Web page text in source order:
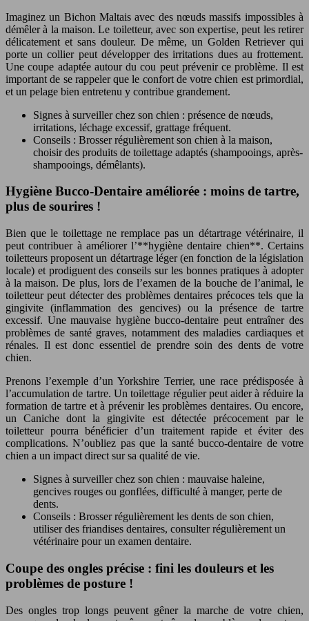
Imaginez un Bichon Maltais avec des nœuds massifs impossibles à
démêler à la maison. Le toiletteur, avec son expertise, peut les retirer
délicatement et sans douleur. De même, un Golden Retriever qui
porte un collier peut développer des irritations dues au frottement.
Une coupe adaptée autour du cou peut prévenir ce problème. Il est
important de se rappeler que le confort de votre chien est primordial,
et un pelage bien entretenu y contribue grandement.
Signes à surveiller chez son chien : présence de nœuds,
irritations, léchage excessif, grattage fréquent.
Conseils : Brosser régulièrement son chien à la maison,
choisir des produits de toilettage adaptés (shampooings, après-
shampooings, démêlants).
Hygiène Bucco-Dentaire améliorée : moins de tartre,
plus de sourires !
Bien que le toilettage ne remplace pas un détartrage vétérinaire, il
peut contribuer à améliorer l’**hygiène dentaire chien**. Certains
toiletteurs proposent un détartrage léger (en fonction de la législation
locale) et prodiguent des conseils sur les bonnes pratiques à adopter
à la maison. De plus, lors de l’examen de la bouche de l’animal, le
toiletteur peut détecter des problèmes dentaires précoces tels que la
gingivite (inflammation des gencives) ou la présence de tartre
excessif. Une mauvaise hygiène bucco-dentaire peut entraîner des
problèmes de santé graves, notamment des maladies cardiaques et
rénales. Il est donc essentiel de prendre soin des dents de votre
chien.
Prenons l’exemple d’un Yorkshire Terrier, une race prédisposée à
l’accumulation de tartre. Un toilettage régulier peut aider à réduire la
formation de tartre et à prévenir les problèmes dentaires. Ou encore,
un Caniche dont la gingivite est détectée précocement par le
toiletteur pourra bénéficier d’un traitement rapide et éviter des
complications. N’oubliez pas que la santé bucco-dentaire de votre
chien a un impact direct sur sa qualité de vie.
Signes à surveiller chez son chien : mauvaise haleine,
gencives rouges ou gonflées, difficulté à manger, perte de
dents.
Conseils : Brosser régulièrement les dents de son chien,
utiliser des friandises dentaires, consulter régulièrement un
vétérinaire pour un examen dentaire.
Coupe des ongles précise : fini les douleurs et les
problèmes de posture !
Des ongles trop longs peuvent gêner la marche de votre chien,